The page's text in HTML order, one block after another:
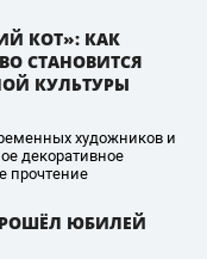
КОТ»: КАК
СТАНОВИТСЯ
КУЛЬТУРЫ
художников и
декоративное
прочтение
ЮБИЛЕЙ